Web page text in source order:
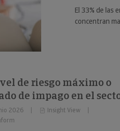
El 33% de las
concentran
de riesgo máximo o
de impago en el
se sitúa en el 34%
2026
Insight View